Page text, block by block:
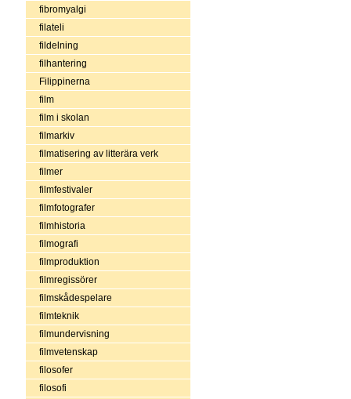
fibromyalgi
filateli
fildelning
filhantering
Filippinerna
film
film i skolan
filmarkiv
filmatisering av litterära verk
filmer
filmfestivaler
filmfotografer
filmhistoria
filmografi
filmproduktion
filmregissörer
filmskådespelare
filmteknik
filmundervisning
filmvetenskap
filosofer
filosofi